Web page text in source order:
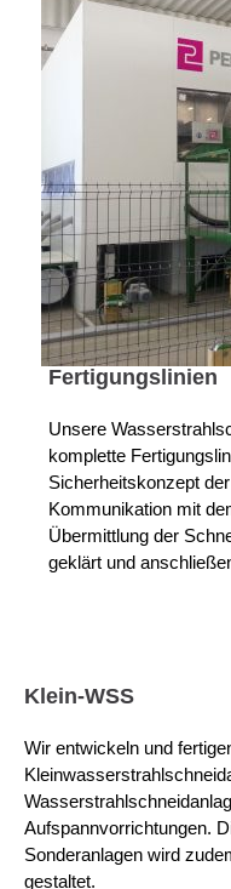
Fertigungslinien
Unsere
komplette
Sicherheitskonzept
Kommunikation mit
Übermittlung der
geklärt und
Klein-WSS
Wir entwickeln und
Aufspannvorrichtungen.
Sonderanlagen wird
gestaltet.